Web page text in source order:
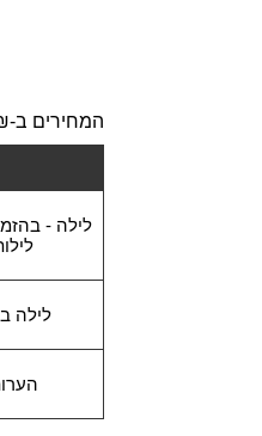
המחירים ב-
לילה